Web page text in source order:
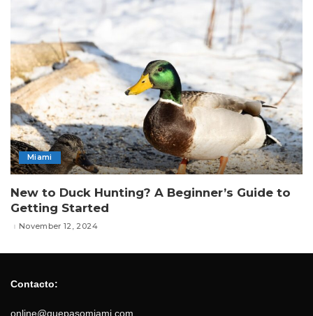
Miami
New to Duck Hunting? A Beginner’s Guide to
Getting Started
November 12, 2024
Contacto:
online@quepasomiami.com